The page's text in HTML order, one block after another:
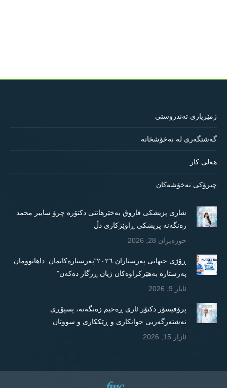
ژمێریاری تەندروستی
گەشتگەری لە نەخۆشخانە
هەلی کار
چیرۆکی نەخۆشەکان
شاری پزیشکی فاروق بەخێرهاتنی دکتۆرە چرۆ سابیر محمد
زەنگەنە پزیشکی ڕاوێژکاری دڵ
حوزه‌یران 28, 2026
ڕۆژی جیهانی پەرستاران ٢٠٢٦“پەرستارەکانمان. داهاتوومان.
پەرستارە بەهێزکراوەکان ژیان ڕزگار دەکەن”
ئایار 9, 2026
پرۆفیسۆر دکتۆر ئاری ڕەحیم زەنگەنە، پسپۆڕی
نەشتەرگەریی جوانکاری و ڕێککاری و سووتان
ئازار 15, 2026